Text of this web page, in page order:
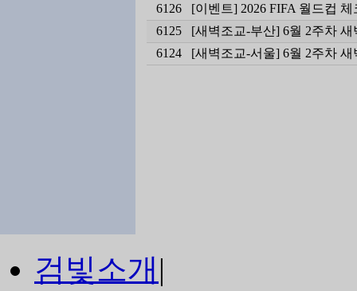
6126
[이벤트] 2026 FIFA 월드컵
6125
[새벽조교-부산] 6월 2주차
6124
[새벽조교-서울] 6월 2주차
검빛소개|